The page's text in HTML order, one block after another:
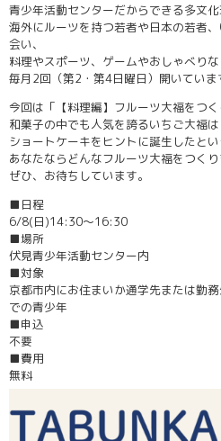
青少年活動センターだからできる多文化
海外にルーツを持つ若者や日本の若者
会い、
料理やスポーツ、ゲームやおしゃべりな
毎月2回（第2・第4日曜日）開いていま
今回は「【料理編】フルーツ大福をつく
和菓子の中でも人気を誇るいちご大福は
ショートケーキをヒントに誕生したとい
あなたならどんなフルーツ大福をつくり
ぜひ、お待ちしています。
■日程
6/8(日)14:30～16:30
■場所
伏見青少年活動センター内
■対象
京都市内にお住まいか通学先または勤
での青少年
■申込
不要
■費用
無料